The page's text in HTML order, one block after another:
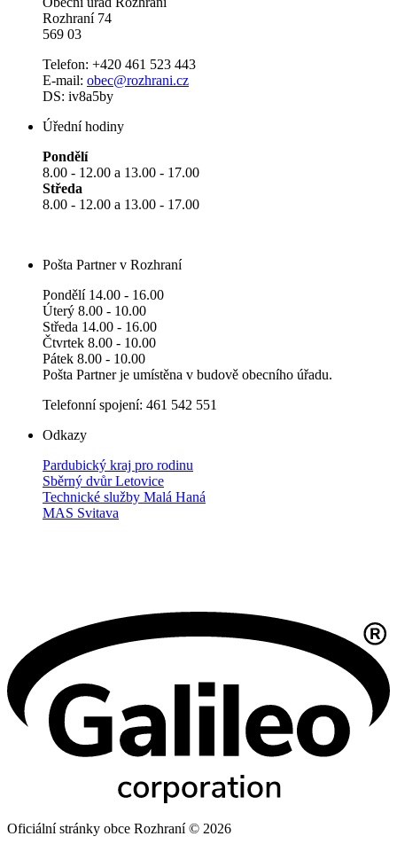
Rozhraní 74
569 03
Telefon: +420 461 523 443
E-mail: obec@rozhrani.cz
DS: iv8a5by
Úřední hodiny
Pondělí
8.00 - 12.00 a 13.00 - 17.00
Středa
8.00 - 12.00 a 13.00 - 17.00
Pošta Partner v Rozhraní
Pondělí 14.00 - 16.00
Úterý 8.00 - 10.00
Středa 14.00 - 16.00
Čtvrtek 8.00 - 10.00
Pátek 8.00 - 10.00
Pošta Partner je umístěna v budově obecního úřadu.
Telefonní spojení: 461 542 551
Odkazy
Pardubický kraj pro rodinu
Sběrný dvůr Letovice
Technické služby Malá Haná
MAS Svitava
Oficiální stránky obce Rozhraní © 2026